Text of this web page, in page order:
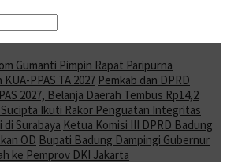
Gumanti Pimpin Rapat Paripurna
PPAS TA 2027 Pemkab dan DPRD
2027, Belanja Daerah Tembus Rp14,2
Ikuti Rakor Penguatan Integritas
Surabaya Ketua Komisi III DPRD Badung
OD Bupati Badung Dampingi Gubernur
ke Pemprov DKI Jakarta